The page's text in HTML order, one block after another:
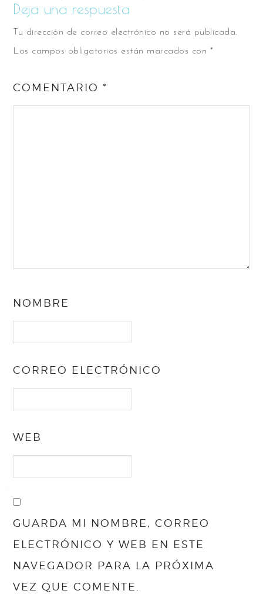
Deja una respuesta
Tu dirección de correo electrónico no será publicada.
Los campos obligatorios están marcados con *
COMENTARIO*
NOMBRE
CORREO ELECTRÓNICO
WEB
GUARDA MI NOMBRE, CORREO
ELECTRÓNICO Y WEB EN ESTE
NAVEGADOR PARA LA PRÓXIMA
VEZ QUE COMENTE.